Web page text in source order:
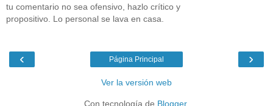
tu comentario no sea ofensivo, hazlo crítico y
propositivo. Lo personal se lava en casa.
‹ ›
Página Principal
Ver la versión web
Con tecnología de Blogger.